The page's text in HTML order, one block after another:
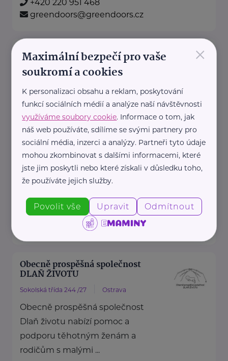
+420 220 951 468
greendoors@greendoors.cz
Klub svobodných matek z.s.
Dukelských hrdinů 34 Praha 7
"Pomáháme rodičům a jejich
dětem."
Rodinám samoživitelů z celé ČR
poskytujeme finanční, materiální,
odbornou právní ...
+420 800 995 511
info@klubsvobodnychmatek.cz
Obecně prospěšná společnost
DLAŇ ŽIVOTU
Sokolská třída 244 /27 Ostrava
Obecně prospěšná společnost
Dlaň životu nabízí pomoc a
podporu těhotným ženám a
rodičům s malými ...
×
Maximální bezpečí pro vaše
soukromí a cookies
K personalizaci obsahu a reklam, poskytování
funkcí sociálních médií a analýze naší návštěvnosti
využíváme soubory cookie. Informace o tom, jak
náš web používáte, sdílíme se svými partnery pro
sociální média, inzerci a analýzy. Partneři tyto údaje
mohou zkombinovat s dalšími informacemi, které
jste jim poskytli nebo které získali v důsledku toho,
že používáte jejich služby.
Povolit vše Upravit Odmítnout